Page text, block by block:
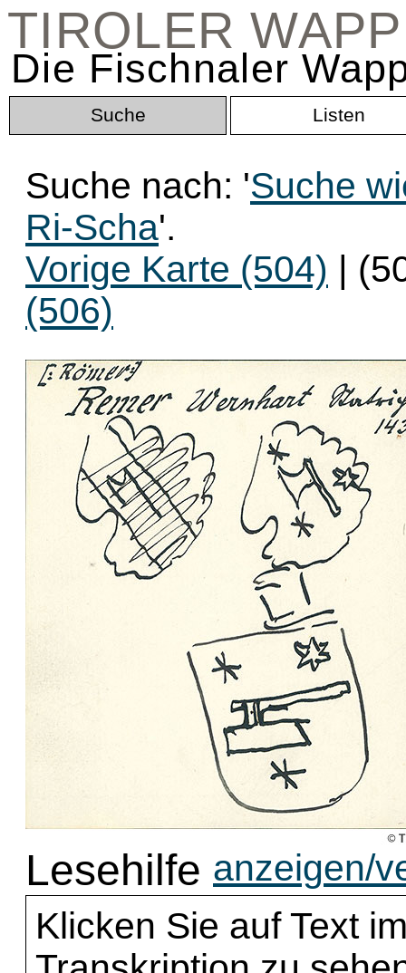
TIROLER
Die Fischnaler
Suche Listen
Suche nach: 'Suche
Ri-Scha'.
Vorige Karte (504) |
(506)
Lesehilfe anzeigen/
Klicken Sie auf Text